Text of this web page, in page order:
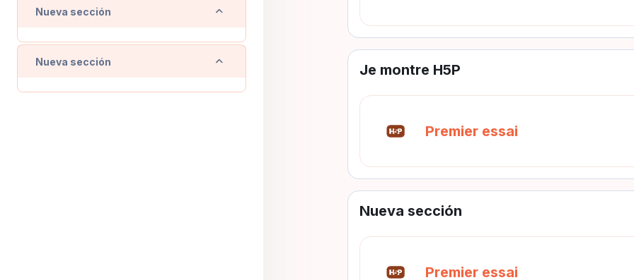
Nueva sección Colapsar
Nueva sección Colapsar
Je montre H5P
Premier essai
Nueva sección
Premier essai